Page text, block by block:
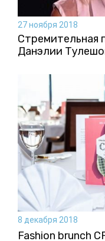
27 ноября 2018
Стремительная
Данэлии
8 декабря 2018
Fashion brunch